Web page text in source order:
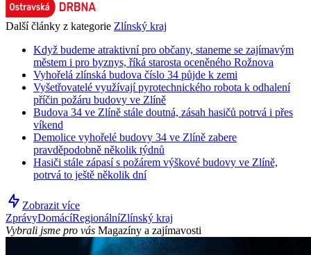
Další články z kategorie Zlínský kraj
Když budeme atraktivní pro občany, staneme se zajímavým
městem i pro byznys, říká starosta oceněného Rožnova
Vyhořelá zlínská budova číslo 34 půjde k zemi
Vyšetřovatelé využívají pyrotechnického robota k odhalení
příčin požáru budovy ve Zlíně
Budova 34 ve Zlíně stále doutná, zásah hasičů potrvá i přes
víkend
Demolice vyhořelé budovy 34 ve Zlíně zabere
pravděpodobně několik týdnů
Hasiči stále zápasí s požárem výškové budovy ve Zlíně,
potrvá to ještě několik dní
Zobrazit více
ZprávyDomácíRegionálníZlínský kraj
Vybrali jsme pro vás Magazíny a zajímavosti